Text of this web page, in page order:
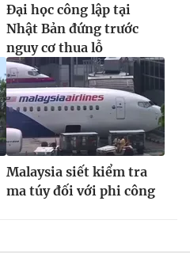
Đại học công lập tại
Nhật Bản đứng trước
nguy cơ thua lỗ
Malaysia siết kiểm tra
ma túy đối với phi công